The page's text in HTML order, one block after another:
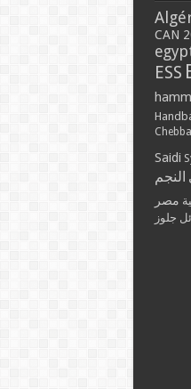
CAN
ESS
Saidi
النجم
مصر
جلوز